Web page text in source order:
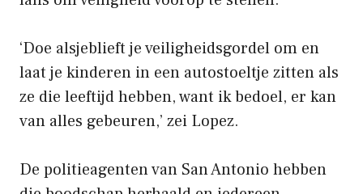
‘Doe alsjeblieft je veiligheidsgordel om en
laat je kinderen in een autostoeltje zitten als
ze die leeftijd hebben, want ik bedoel, er kan
van alles gebeuren,’ zei Lopez.
De politieagenten van San Antonio hebben